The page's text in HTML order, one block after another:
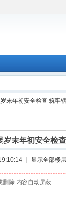
末年初安全检查 筑牢
岁末年初安全检
显示全部楼层
删除 内容自动屏蔽